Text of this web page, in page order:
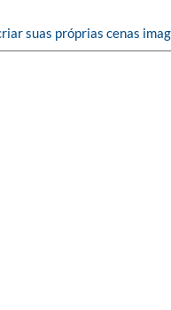
suas próprias cenas